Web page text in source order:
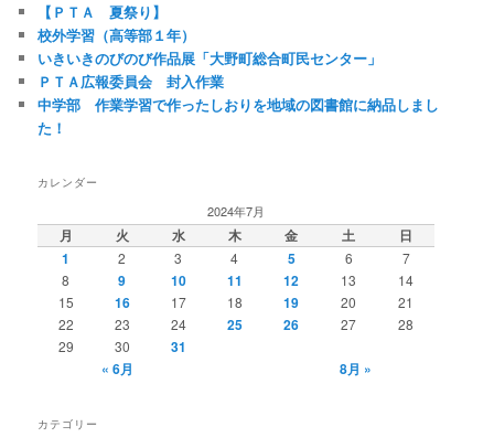
【ＰＴＡ 夏祭り】
校外学習（高等部１年）
いきいきのびのび作品展「大野町総合町民センター」
ＰＴＡ広報委員会 封入作業
中学部 作業学習で作ったしおりを地域の図書館に納品しまし
た！
カレンダー
2024年7月
月 火 水 木 金 土
日
1
2 3 4 5 6
7
8
9 10 11 12 13
14
15
16 17 18 19 20
21
22
23 24 25 26 27
28
29
30
31
« 6月
8月 »
カテゴリー